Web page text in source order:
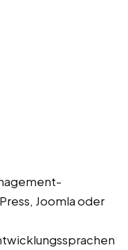
Joomla oder